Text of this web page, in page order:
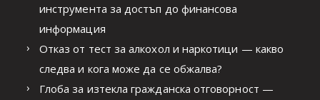
инструмента за достъп до финансова
информация
Отказ от тест за алкохол и наркотици — какво
следва и кога може да се обжалва?
Глоба за изтекла гражданска отговорност —